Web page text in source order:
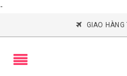
-
GIAO